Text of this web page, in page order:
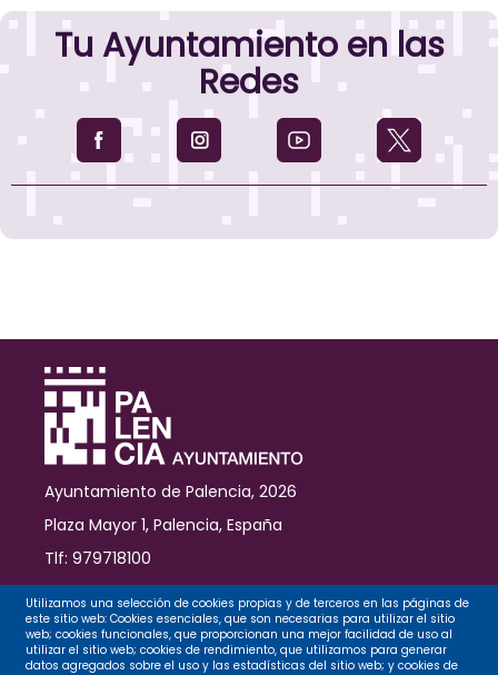
Tu Ayuntamiento en las
Redes
Ayuntamiento de Palencia, 2026
Plaza Mayor 1, Palencia, España
Tlf: 979718100
Contacto
Legal
Utilizamos una selección de cookies propias y de terceros en las páginas de
este sitio web: Cookies esenciales, que son necesarias para utilizar el sitio
web; cookies funcionales, que proporcionan una mejor facilidad de uso al
utilizar el sitio web; cookies de rendimiento, que utilizamos para generar
datos agregados sobre el uso y las estadísticas del sitio web; y cookies de